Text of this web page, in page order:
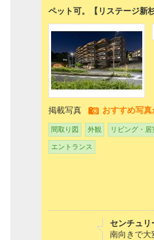
ペット可。【リステージ新
掲載写真 おすすめ写
間取り図 外観 リビング・居
エントランス
センチュリ
南向きで大